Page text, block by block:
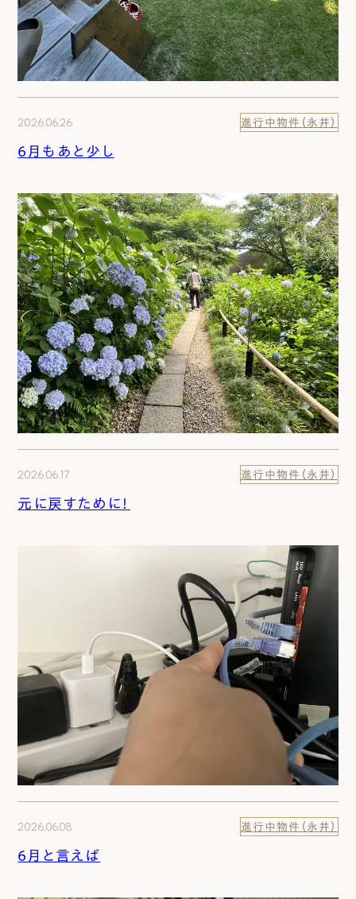
2026.06.26 進行中物件（永井）
6月もあと少し
2026.06.17 進行中物件（永井）
元に戻すために！
2026.06.08 進行中物件（永井）
6月と言えば